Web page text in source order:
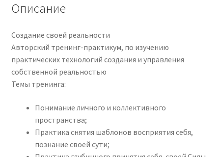
Описание
Создание своей реальности
Авторский тренинг-практикум, по изучению
практических технологий создания и управления
собственной реальностью
Темы тренинга:
Понимание личного и коллективного
пространства;
Практика снятия шаблонов восприятия себя,
познание своей сути;